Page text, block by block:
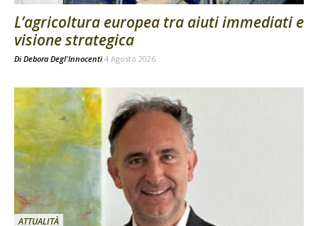
L’agricoltura europea tra aiuti immediati e
visione strategica
Di Debora Degl'Innocenti 4 Agosto 2026
ATTUALITÀ